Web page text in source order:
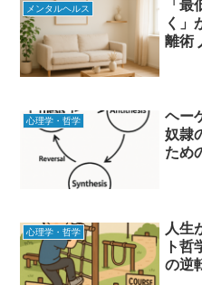
メンタルヘルス
「
く」
離術
心理学・哲学
ヘー
奴隷
ため
心理学・哲学
人生
ト哲
の逆